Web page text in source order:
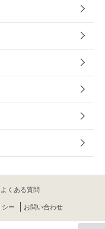
よくある質問
シー お問い合わせ